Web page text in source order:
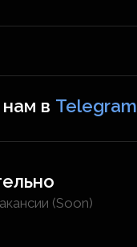
в Telegram
(Soon)